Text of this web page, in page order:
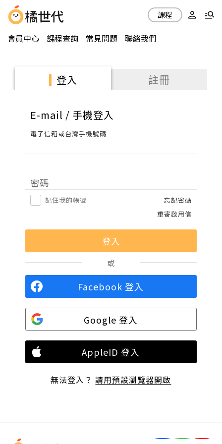
會員中心 課程查詢 常見問題 聯絡我們
課程
登入 註冊
E-mail / 手機登入
電子信箱或台灣手機號碼
密碼
記住我的帳號
忘記密碼
重寄啟用信
或
Facebook 登入
Google 登入
AppleID 登入
無法登入？請用預設瀏覽器開啟